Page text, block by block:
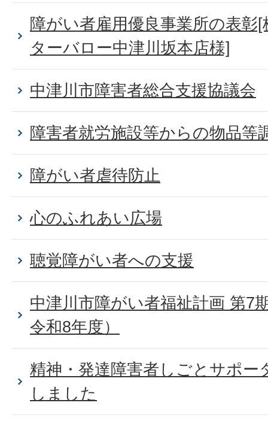
障がい者雇用優良事業所の表彰
ターバロー中津川坂本店様]
中津川市障害者総合支援協議会
障害者就労施設等からの物品等
障がい者虐待防止
心のふれあい広場
聴覚障がい者への支援
中津川市障がい者福祉計画 第7
令和8年度）
精神・発達障害者しごとサポー
しました